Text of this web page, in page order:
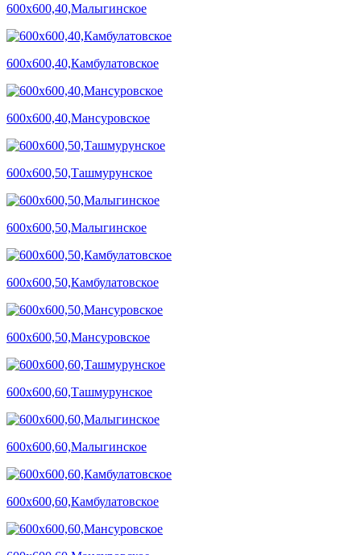
600х600,40,Малыгинское
600х600,40,Камбулатовское
600х600,40,Мансуровское
600х600,50,Ташмурунское
600х600,50,Малыгинское
600х600,50,Камбулатовское
600х600,50,Мансуровское
600х600,60,Ташмурунское
600х600,60,Малыгинское
600х600,60,Камбулатовское